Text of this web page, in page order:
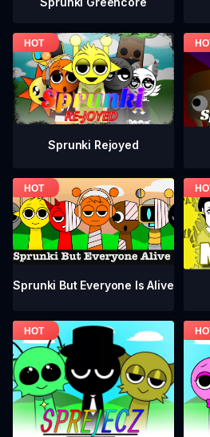
Sprunki Rejoyed
Sprunki But Everyone Is Alive